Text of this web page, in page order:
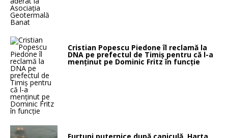
Cristian Popescu Piedone îl reclamă la
DNA pe prefectul de Timiș pentru că l-a
menținut pe Dominic Fritz în funcție